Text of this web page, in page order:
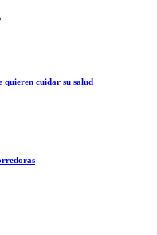
quieren cuidar su salud